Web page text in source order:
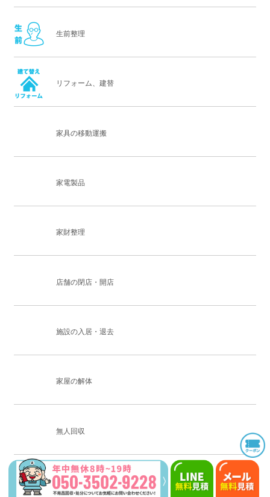
生前整理
リフォーム、建替
家具の移動運搬
家電製品
家財整理
店舗の閉店・開店
施設の入居・退去
家屋の解体
無人回収
断捨離応援